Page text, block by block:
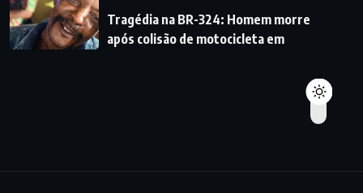
Tragédia na BR-324: Homem morre
após colisão de motocicleta em